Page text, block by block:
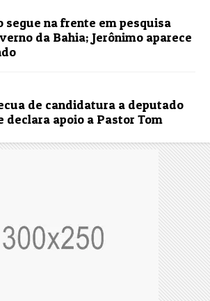
segue na frente em pesquisa
da Bahia; Jerônimo aparece
de candidatura a deputado
declara apoio a Pastor Tom